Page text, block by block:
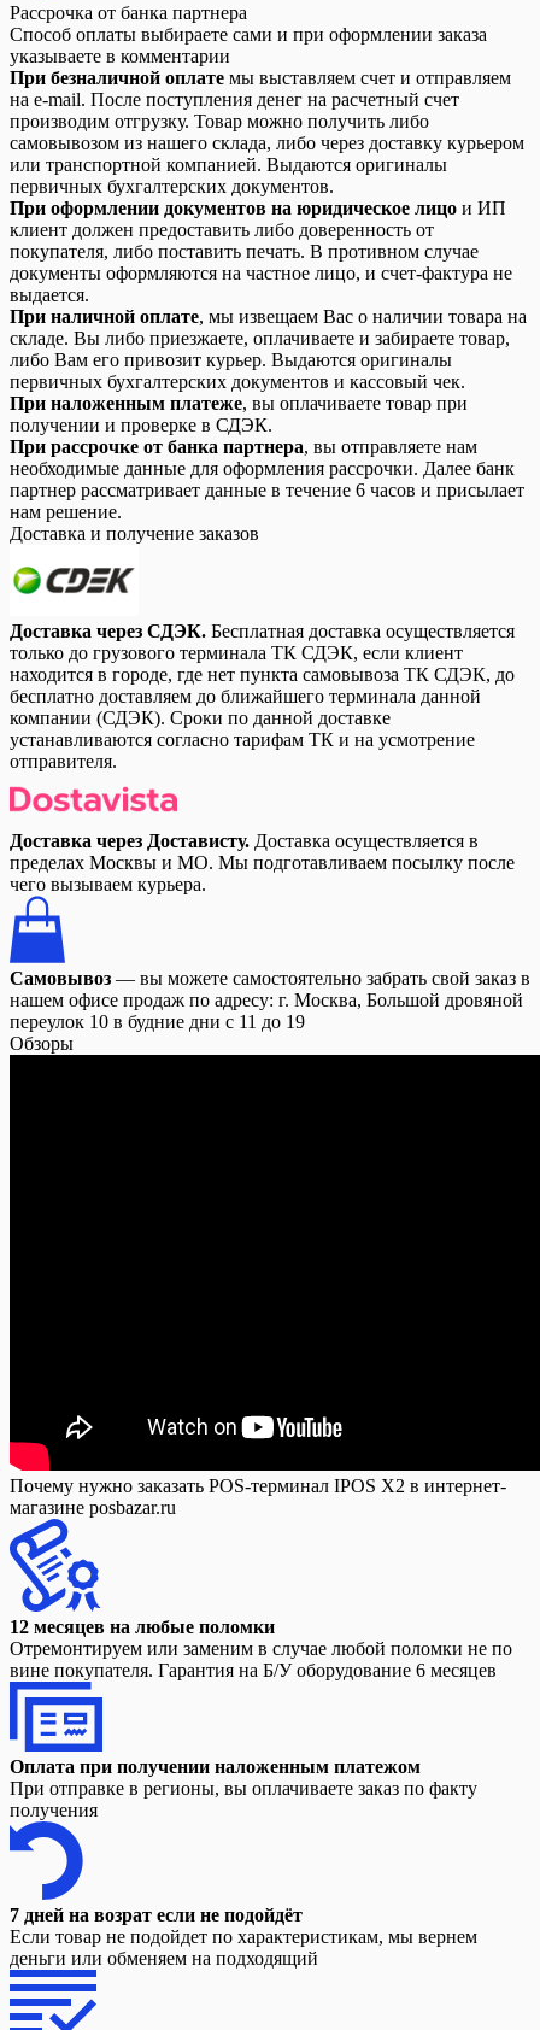
Рассрочка от банка партнера
Способ оплаты выбираете сами и при оформлении заказа
указываете в комментарии
При безналичной оплате мы выставляем счет и отправляем
на e-mail. После поступления денег на расчетный счет
производим отгрузку. Товар можно получить либо
самовывозом из нашего склада, либо через доставку курьером
или транспортной компанией. Выдаются оригиналы
первичных бухгалтерских документов.
При оформлении документов на юридическое лицо и ИП
клиент должен предоставить либо доверенность от
покупателя, либо поставить печать. В противном случае
документы оформляются на частное лицо, и счет-фактура не
выдается.
При наличной оплате, мы извещаем Вас о наличии товара на
складе. Вы либо приезжаете, оплачиваете и забираете товар,
либо Вам его привозит курьер. Выдаются оригиналы
первичных бухгалтерских документов и кассовый чек.
При наложенным платеже, вы оплачиваете товар при
получении и проверке в СДЭК.
При рассрочке от банка партнера, вы отправляете нам
необходимые данные для оформления рассрочки. Далее банк
партнер рассматривает данные в течение 6 часов и присылает
нам решение.
Доставка и получение заказов
Доставка через СДЭК. Бесплатная доставка осуществляется
только до грузового терминала ТК СДЭК, если клиент
находится в городе, где нет пункта самовывоза ТК СДЭК, до
бесплатно доставляем до ближайшего терминала данной
компании (СДЭК). Сроки по данной доставке
устанавливаются согласно тарифам ТК и на усмотрение
отправителя.
Доставка через Достависту. Доставка осуществляется в
пределах Москвы и МО. Мы подготавливаем посылку после
чего вызываем курьера.
Самовывоз — вы можете самостоятельно забрать свой заказ в
нашем офисе продаж по адресу: г. Москва, Большой дровяной
переулок 10 в будние дни с 11 до 19
Обзоры
Почему нужно заказать POS-терминал IPOS X2 в интернет-
магазине posbazar.ru
12 месяцев на любые поломки
Отремонтируем или заменим в случае любой поломки не по
вине покупателя. Гарантия на Б/У оборудование 6 месяцев
Оплата при получении наложенным платежом
При отправке в регионы, вы оплачиваете заказ по факту
получения
7 дней на возрат если не подойдёт
Если товар не подойдет по характеристикам, мы вернем
деньги или обменяем на подходящий